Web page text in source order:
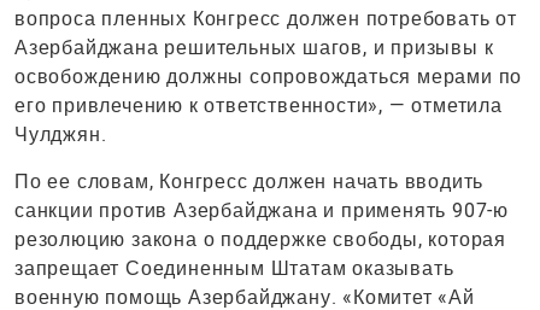
вопроса пленных Конгресс должен потребовать от
Азербайджана решительных шагов, и призывы к
освобождению должны сопровождаться мерами по
его привлечению к ответственности», — отметила
Чулджян.
По ее словам, Конгресс должен начать вводить
санкции против Азербайджана и применять 907-ю
резолюцию закона о поддержке свободы, которая
запрещает Соединенным Штатам оказывать
военную помощь Азербайджану. «Комитет «Ай